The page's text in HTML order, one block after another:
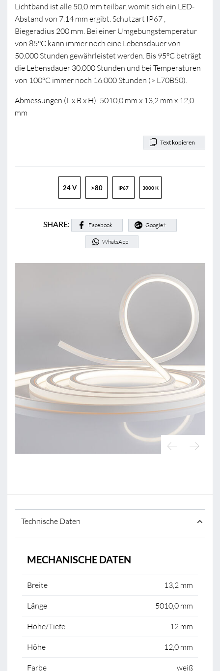
Lichtband ist alle 50,0 mm teilbar, womit sich ein LED-
Abstand von 7.14 mm ergibt. Schutzart IP67 ,
Biegeradius 200 mm. Bei einer Umgebungstemperatur
von 85°C kann immer noch eine Lebensdauer von
50.000 Stunden gewährleistet werden. Bis 95°C beträgt
die Lebensdauer 30.000 Stunden und bei Temperaturen
von 100°C immer noch 16.000 Stunden (> L70B50).
Abmessungen (L x B x H): 5010,0 mm x 13,2 mm x 12,0
mm
Text kopieren
24 V >80 IP67 3000 K
SHARE: Facebook Google+
WhatsApp
Technische Daten
MECHANISCHE DATEN
Breite 13,2 mm
Länge 5010,0 mm
Höhe/Tiefe 12 mm
Höhe 12,0 mm
Farbe weiß